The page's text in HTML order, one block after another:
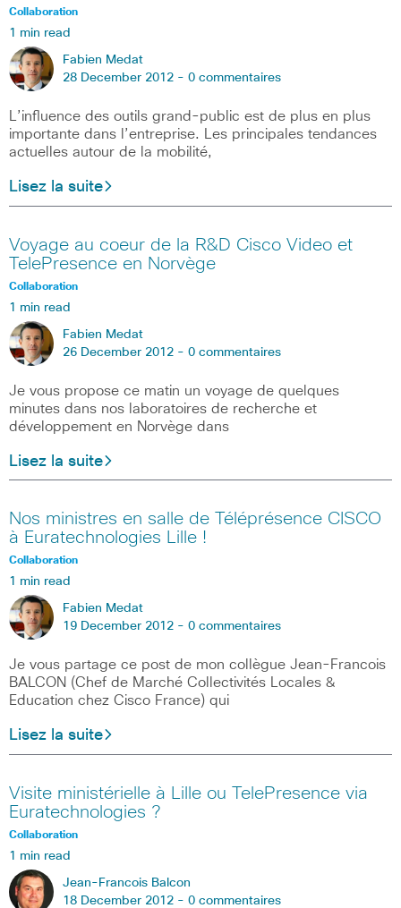
Collaboration
1 min read
Fabien Medat
28 December 2012 - 0 commentaires
L’influence des outils grand-public est de plus en plus
importante dans l’entreprise. Les principales tendances
actuelles autour de la mobilité,
Lisez la suite
Voyage au coeur de la R&D Cisco Video et
TelePresence en Norvège
Collaboration
1 min read
Fabien Medat
26 December 2012 - 0 commentaires
Je vous propose ce matin un voyage de quelques
minutes dans nos laboratoires de recherche et
développement en Norvège dans
Lisez la suite
Nos ministres en salle de Téléprésence CISCO
à Euratechnologies Lille !
Collaboration
1 min read
Fabien Medat
19 December 2012 - 0 commentaires
Je vous partage ce post de mon collègue Jean-Francois
BALCON (Chef de Marché Collectivités Locales &
Education chez Cisco France) qui
Lisez la suite
Visite ministérielle à Lille ou TelePresence via
Euratechnologies ?
Collaboration
1 min read
Jean-Francois Balcon
18 December 2012 - 0 commentaires